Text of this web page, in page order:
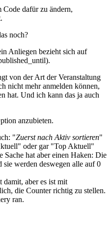
dafür zu ändern,
noch?
Anliegen bezieht sich auf
von der Art der Veranstaltung
nicht mehr anmelden können,
hat. Und ich kann das ja auch
anzubieten.
"Zuerst nach Aktiv sortieren"
oder gar "Top Aktuell"
Sache hat aber einen Haken: Die
werden deswegen alle auf 0
aber es ist mit
die Counter richtig zu stellen.
ran.